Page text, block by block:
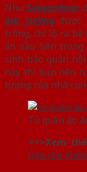
Như Saigondoor
âm tường được
trống, chỉ lộ ra bề
ẩn sâu bên
sinh bảo quản
này thì bạn nên
tượng của nhà
Tủ quần áo
>>>Xem
hợp cho